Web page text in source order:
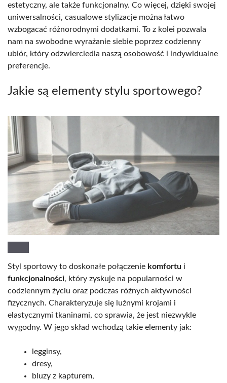
estetyczny, ale także funkcjonalny. Co więcej, dzięki swojej
uniwersalności, casualowe stylizacje można łatwo
wzbogacać różnorodnymi dodatkami. To z kolei pozwala
nam na swobodne wyrażanie siebie poprzez codzienny
ubiór, który odzwierciedla naszą osobowość i indywidualne
preferencje.
Jakie są elementy stylu sportowego?
Styl sportowy to doskonałe połączenie komfortu i
funkcjonalności, który zyskuje na popularności w
codziennym życiu oraz podczas różnych aktywności
fizycznych. Charakteryzuje się luźnymi krojami i
elastycznymi tkaninami, co sprawia, że jest niezwykle
wygodny. W jego skład wchodzą takie elementy jak:
legginsy,
dresy,
bluzy z kapturem,